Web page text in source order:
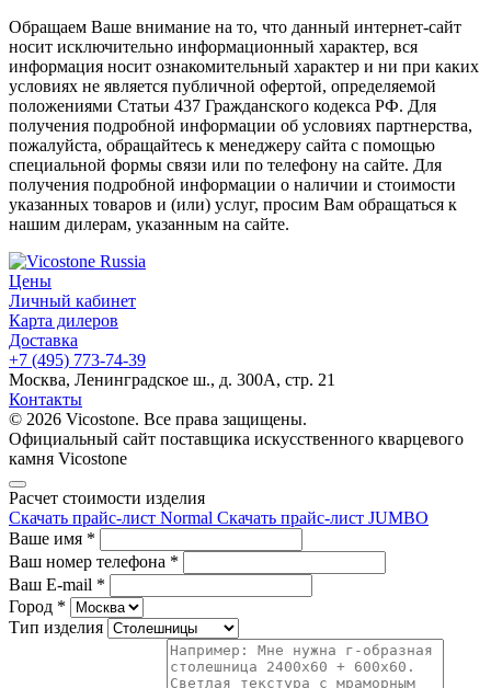
Обращаем Ваше внимание на то, что данный интернет-сайт
носит исключительно информационный характер, вся
информация носит ознакомительный характер и ни при каких
условиях не является публичной офертой, определяемой
положениями Статьи 437 Гражданского кодекса РФ. Для
получения подробной информации об условиях партнерства,
пожалуйста, обращайтесь к менеджеру сайта с помощью
специальной формы связи или по телефону на сайте. Для
получения подробной информации о наличии и стоимости
указанных товаров и (или) услуг, просим Вам обращаться к
нашим дилерам, указанным на сайте.
Цены
Личный кабинет
Карта дилеров
Доставка
+7 (495) 773-74-39
Москва, Ленинградское ш., д. 300А, стр. 21
Контакты
© 2026 Vicostone. Все права защищены.
Официальный сайт поставщика искусственного кварцевого
камня Vicostone
Расчет стоимости изделия
Скачать прайс-лист Normal Скачать прайс-лист JUMBO
Ваше имя *
Ваш номер телефона *
Ваш E-mail *
Город *
Тип изделия